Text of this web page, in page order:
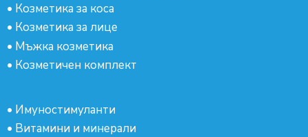
• Козметика за коса
• Козметика за лице
• Мъжка козметика
• Козметичен комплект
• Имуностимуланти
• Витамини и минерали